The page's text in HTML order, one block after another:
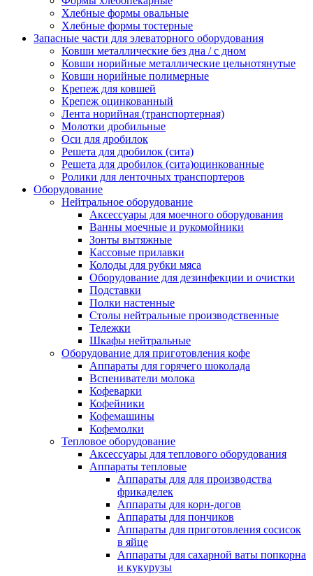
Хлебные формы овальные
Хлебные формы тостерные
Запасные части для элеваторного оборудования
Ковши металлические без дна / с дном
Ковши норийные металлические цельнотянутые
Ковши норийные полимерные
Крепеж для ковшей
Крепеж оцинкованный
Лента норийная (транспортерная)
Молотки дробильные
Оси для дробилок
Решета для дробилок (сита)
Решета для дробилок (сита)оцинкованные
Ролики для ленточных транспортеров
Оборудование
Нейтральное оборудование
Аксессуары для моечного оборудования
Ванны моечные и рукомойники
Зонты вытяжные
Кассовые прилавки
Колоды для рубки мяса
Оборудование для дезинфекции и очистки
Подставки
Полки настенные
Столы нейтральные производственные
Тележки
Шкафы нейтральные
Оборудование для приготовления кофе
Аппараты для горячего шоколада
Вспениватели молока
Кофеварки
Кофейники
Кофемашины
Кофемолки
Тепловое оборудование
Аксессуары для теплового оборудования
Аппараты тепловые
Аппараты для для производства
фрикаделек
Аппараты для корн-догов
Аппараты для пончиков
Аппараты для приготовления сосисок
в яйце
Аппараты для сахарной ваты попкорна
и кукурузы